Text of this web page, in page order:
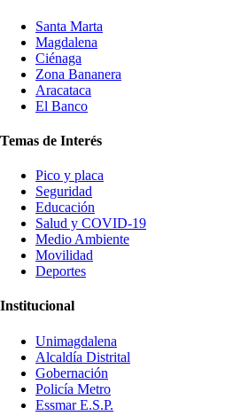
Santa Marta
Magdalena
Ciénaga
Zona Bananera
Aracataca
El Banco
Temas de Interés
Pico y placa
Seguridad
Educación
Salud y COVID-19
Medio Ambiente
Movilidad
Deportes
Institucional
Unimagdalena
Alcaldía Distrital
Gobernación
Policía Metro
Essmar E.S.P.